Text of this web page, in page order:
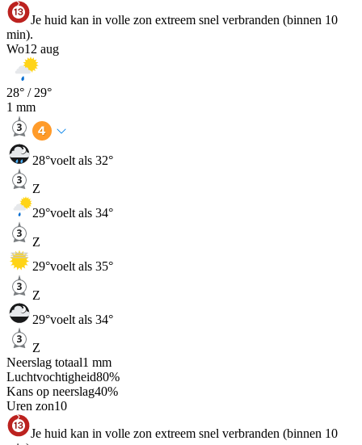
Je huid kan in volle zon extreem snel verbranden (binnen 10
min).
Wo12 aug
28° / 29°
1 mm
28°voelt als 32°
Z
29°voelt als 34°
Z
29°voelt als 35°
Z
29°voelt als 34°
Z
Neerslag totaal1 mm
Luchtvochtigheid80%
Kans op neerslag40%
Uren zon10
Je huid kan in volle zon extreem snel verbranden (binnen 10